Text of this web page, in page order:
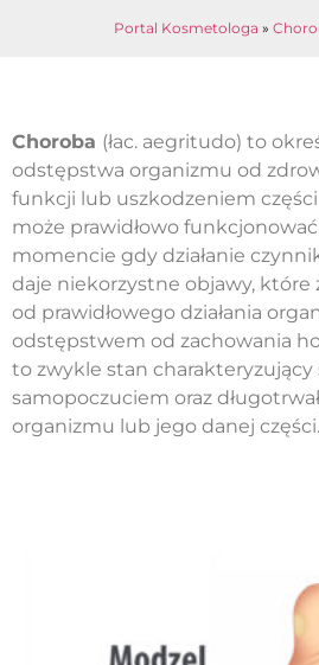
Portal Kosmetologa »
Choroba (łac. aegritudo) to
odstępstwa organizmu od
funkcji lub uszkodzeniem
może prawidłowo
momencie gdy działanie
daje niekorzystne objawy, które
od prawidłowego działania
odstępstwem od zachowania
to zwykle stan charakteryzujący
samopoczuciem oraz
organizmu lub jego danej części.